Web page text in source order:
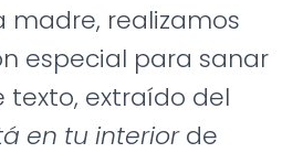
G
madre, realizamos
especial para sanar
texto, extraído del
en tu interiorde